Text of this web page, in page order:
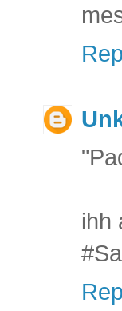
ihh